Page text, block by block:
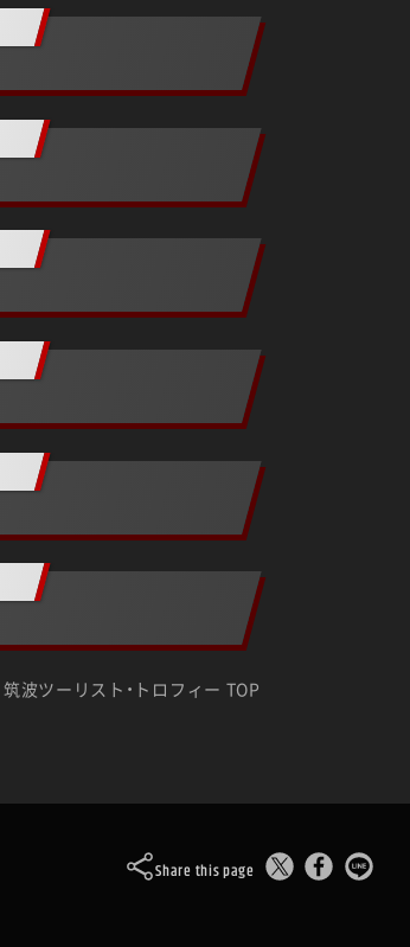
筑波ツーリスト・トロフィー TOP
Share this page